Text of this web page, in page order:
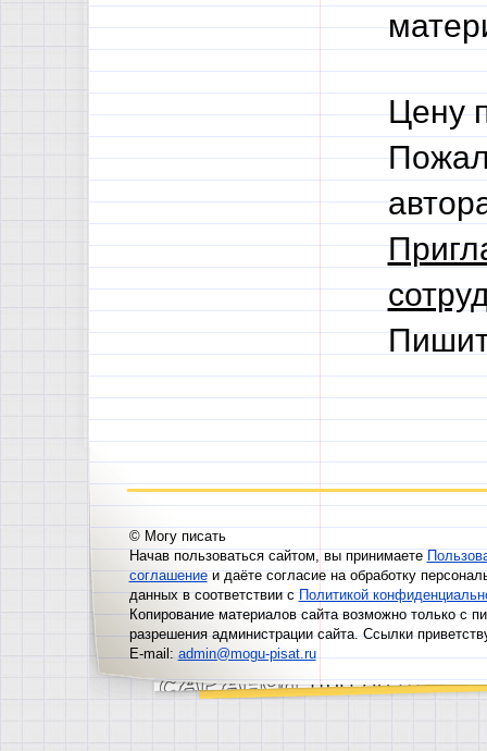
Цену
© Могу писать
Начав пользоваться сайтом, вы принимаете
соглашениеи даёте согласие на обработку
данных в соответствии сПолитикой
Копирование материалов сайта возможно только с
разрешения администрации сайта. Ссылки
E-mail:admin@mogu-pisat.ru